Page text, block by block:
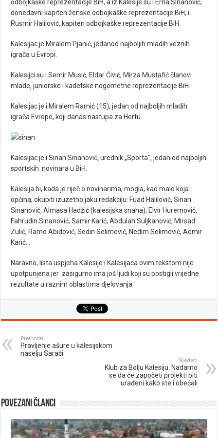
odbojkaške reprezentacije BiH, a iz Kalesije su i Erna Sinanović,
donedavni kapiten ženske odbojkaške reprezentacije BiH, i
Rusmir Halilović, kapiten odbojkaške reprezentacije BiH.
Kalesijac je Miralem Pjanić, jedanod najboljih mladih veznih
igrača u Evropi.
Kalesijci su i Semir Musić, Eldar Ćivić, Mirza Mustafić članovi
mlade, juniorske i kadetske nogometne reprezentacije BiH.
Kalesijac je i Miralem Ramić (15), jedan od najboljih mladih
igrača Evrope, koji danas nastupa za Hertu.
Kalesijac je i Sinan Sinanović, urednik „Sporta“, jedan od najboljih
sportskih novinara u BiH.
Kalesija bi, kada je riječ o novinarima, mogla, kao malo koja
općina, okupiti izuzetno jaku redakciju: Fuad Halilović, Sinan
Sinanović, Almasa Hadžić (kalesijska snaha), Elvir Huremović,
Fahrudin Sinanović, Samir Karić, Abdulah Suljkanović, Mirsad
Zulić, Ramo Abidović, Sedin Selimović, Nedim Selimović, Admir
Karić…
Naravno, lista uspjeha Kalesije i Kalesijaca ovim tekstom nije
upotpunjena jer zasigurno ima još ljudi koji su postigli vrijedne
rezultate u raznim oblastima djelovanja.
Prethodni
Pravljenje ašure u kalesijskom
naselju Sarači
Sljedeći
Klub za Bolju Kalesiju: Nadamo
se da će započeti projekti biti
urađeni kako ste i obećali
Povezani članci